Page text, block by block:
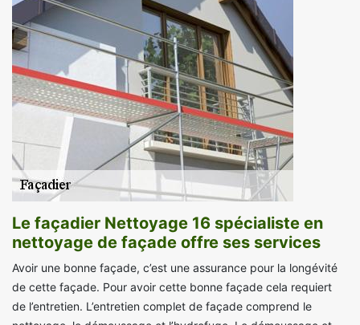
Le façadier Nettoyage 16 spécialiste en
nettoyage de façade offre ses services
Avoir une bonne façade, c’est une assurance pour la longévité
de cette façade. Pour avoir cette bonne façade cela requiert
de l’entretien. L’entretien complet de façade comprend le